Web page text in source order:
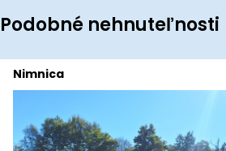
Podobné nehnuteľnosti
Nimnica